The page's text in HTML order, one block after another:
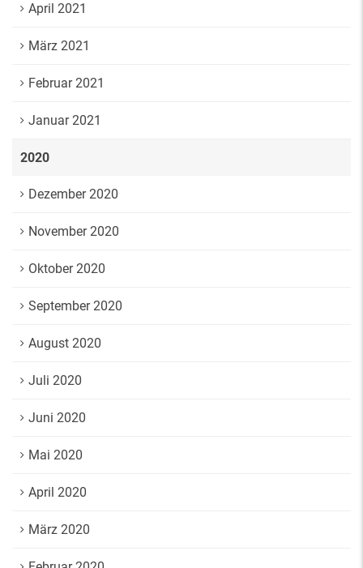
April 2021
März 2021
Februar 2021
Januar 2021
2020
Dezember 2020
November 2020
Oktober 2020
September 2020
August 2020
Juli 2020
Juni 2020
Mai 2020
April 2020
März 2020